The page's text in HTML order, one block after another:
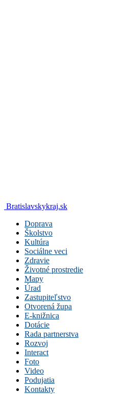
Bratislavskykraj.sk
Doprava
Školstvo
Kultúra
Sociálne veci
Zdravie
Životné prostredie
Mapy
Úrad
Zastupiteľstvo
Otvorená župa
E-knižnica
Dotácie
Rada partnerstva
Rozvoj
Interact
Foto
Video
Podujatia
Kontakty